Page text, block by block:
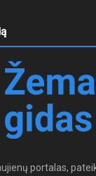
portalas,